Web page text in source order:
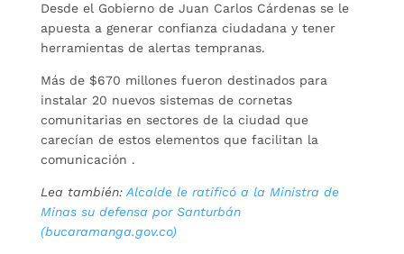
Desde el Gobierno de Juan Carlos Cárdenas se le
apuesta a generar confianza ciudadana y tener
herramientas de alertas tempranas.
Más de $670 millones fueron destinados para
instalar 20 nuevos sistemas de cornetas
comunitarias en sectores de la ciudad que
carecían de estos elementos que facilitan la
comunicación .
Lea también: Alcalde le ratificó a la Ministra de
Minas su defensa por Santurbán
(bucaramanga.gov.co)